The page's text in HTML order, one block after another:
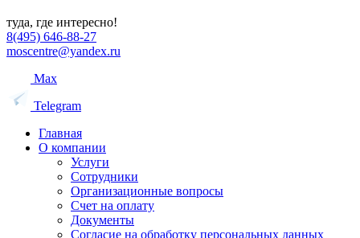
туда, где интересно!
8(495) 646-88-27
moscentre@yandex.ru
Max
Telegram
Главная
О компании
Услуги
Сотрудники
Организационные вопросы
Счет на оплату
Документы
Согласие на обработку персональных данных